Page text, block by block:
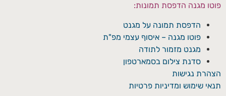
פוטו מגנה הדפסת תמונות:
הדפסת תמונה על מגנט
פוטו מגנה – איסוף עצמי מפ"ת
מגנט מזמור לתודה
סדנת צילום בסמארטפון
הצהרת נגישות
תנאי שימוש ומדיניות פרטיות